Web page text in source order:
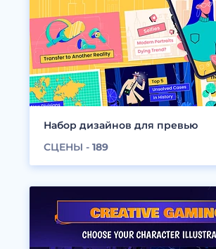
Набор дизайнов для превью
СЦЕНЫ - 189